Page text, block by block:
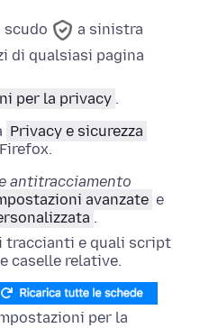
scudo
a sinistra
di qualsiasi pagina
per la privacy .
Privacy e sicurezza
antitracciamento
avanzate e
.
traccianti e quali script
caselle relative.
per la